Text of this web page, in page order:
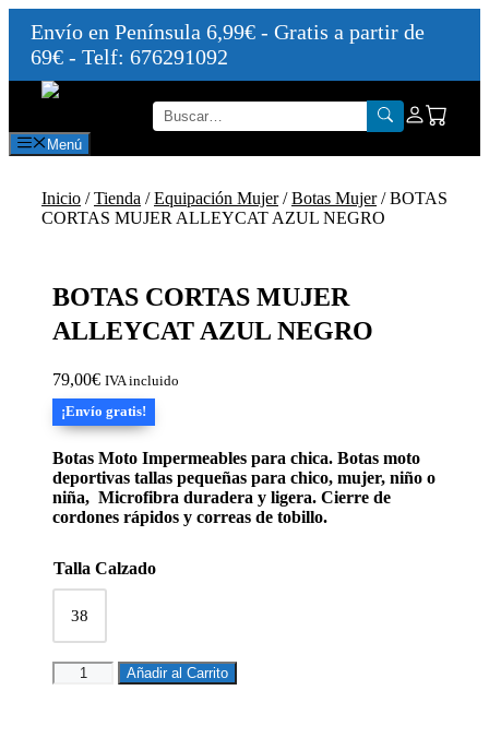
Envío en Península 6,99€ - Gratis a partir de
69€ - Telf: 676291092
Saltar
contenido
Menú
Inicio /Tienda /Equipación Mujer/Botas Mujer/ BOTAS
CORTAS MUJER ALLEYCAT AZUL NEGRO
BOTAS CORTAS MUJER
ALLEYCAT AZUL NEGRO
79,00€ IVA incluido
¡Envío gratis!
Botas Moto Impermeables para chica. Botas moto
deportivas tallas pequeñas para chico, mujer, niño o
niña, Microfibra duradera y ligera. Cierre de
cordones rápidos y correas de tobillo.
Talla Calzado
38
BOTAS
CORTAS
Añadir al Carrito